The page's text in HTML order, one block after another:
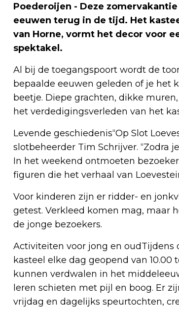
Poederoijen - Deze
eeuwen terug in de tijd. Het
van Horne, vormt het decor voor
spektakel.
Al bij de toegangspoort wordt de
bepaalde eeuwen geleden of je het
beetje. Diepe grachten, dikke
het verdedigingsverleden van het
Levende geschiedenis“Op Slot
slotbeheerder Tim Schrijver. “Zodra
In het weekend ontmoeten
figuren die het verhaal van
Voor kinderen zijn er ridder- en
getest. Verkleed komen mag, maar
de jonge bezoekers.
Activiteiten voor jong en oudTijdens
kasteel elke dag geopend van 10.00
kunnen verdwalen in het
leren schieten met pijl en boog. Er
vrijdag en dagelijks speurtochten,